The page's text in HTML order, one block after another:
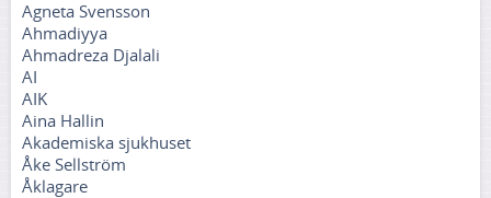
Agneta Svensson
Ahmadiyya
Ahmadreza Djalali
AI
AIK
Aina Hallin
Akademiska sjukhuset
Åke Sellström
Åklagare